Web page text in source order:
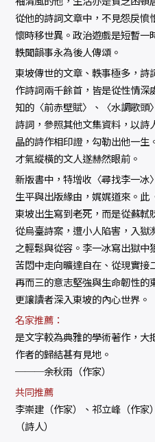
從他的詩詞文章中，不見怨戾
懷時移世異。政治遊戲是短暫
軼聞韻事永為後人傳頌。
東坡傳世的文章、軼事極多，
作詩詞兩千餘首，皆是從性情
知的〈前赤壁賦〉、〈水調歌
詩詞，參照其他文集資料，以
晶的詩作相印證，勾勒出他一生
才氣縱橫的文人遂赫然眼前。
新版書中，特增收〈尋找李一
生平與出版緣由，娓娓道來。
東坡出生寫到老死，而是從蘇
從烏臺詩案，遭小人陷害，入
之輕鬆與從容。李一冰寫出獄
苦悶中走向曠達自在、從現實接
再而三的意志堅強與生命韌性的
更讓讀者深入東坡的內心世界。
名家推薦：
是文字較為典雅的學術著作，大
作者的歸結甚有見地。
───余秋雨（作家）
共同推薦
李崇建（作家）、祁立峰（作
（詩人）